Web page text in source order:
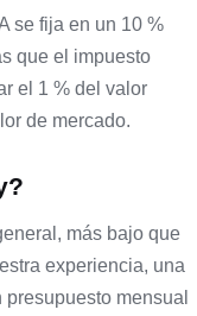
se fija en un 10 %
que el impuesto
el 1 % del valor
de mercado.
más bajo que
experiencia, una
mensual